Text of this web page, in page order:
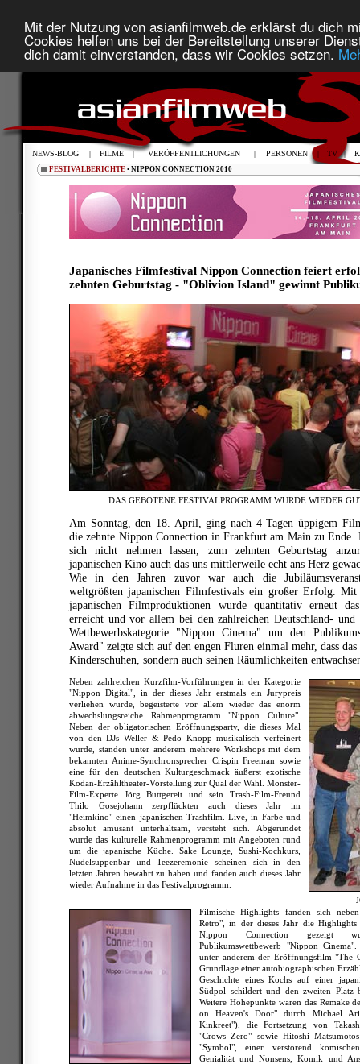
Mit der Nutzung von asianfilmweb.de erklärst du dich
Cookies helfen uns bei der Bereitstellung unserer
dich damit einverstanden, dass wir Cookies setzen.
NEWS-BLOG | FILME | VERÖFFENTLICHUNGEN | PERSONEN | TV |
FESTIVALBERICHTE • NIPPON CONNECTION 2010
Japanisches Filmfestival Nippon Connection feiert
zehnten Geburtstag - "Oblivion Island" gewinnt
DAS GEBOTENE FESTIVALPROGRAMM WURDE WIEDER
Am Sonntag, den 18. April, ging nach 4 Tagen üppigem
die zehnte Nippon Connection in Frankfurt am Main zu Ende.
sich nicht nehmen lassen, zum zehnten Geburtstag
japanischen Kino auch das uns mittlerweile echt ans Herz
Wie in den Jahren zuvor war auch die
weltgrößten japanischen Filmfestivals ein großer Erfolg.
japanischen Filmproduktionen wurde quantitativ erneut
erreicht und vor allem bei den zahlreichen Deutschland- und
Wettbewerbskategorie "Nippon Cinema" um den
Award" zeigte sich auf den engen Fluren einmal mehr, dass
Kinderschuhen, sondern auch seinen Räumlichkeiten
Neben zahlreichen Kurzfilm-Vorführungen in der Kategorie
"Nippon Digital", in der dieses Jahr erstmals ein Jurypreis
verliehen wurde, begeisterte vor allem wieder das enorm
abwechslungsreiche Rahmenprogramm "Nippon Culture".
Neben der obligatorischen Eröffnungsparty, die dieses Mal
von den DJs Weller & Pedo Knopp musikalisch verfeinert
wurde, standen unter anderem mehrere Workshops mit dem
bekannten Anime-Synchronsprecher Crispin Freeman sowie
eine für den deutschen Kulturgeschmack äußerst exotische
Kodan-Erzähltheater-Vorstellung zur Qual der Wahl. Monster-
Film-Experte Jörg Buttgereit und sein Trash-Film-Freund
Thilo Gosejohann zerpflückten auch dieses Jahr im
"Heimkino" einen japanischen Trashfilm. Live, in Farbe und
absolut amüsant unterhaltsam, versteht sich. Abgerundet
wurde das kulturelle Rahmenprogramm mit Angeboten rund
um die japanische Küche. Sake Lounge, Sushi-Kochkurs,
Nudelsuppenbar und Teezeremonie scheinen sich in den
letzten Jahren bewährt zu haben und fanden auch dieses Jahr
wieder Aufnahme in das Festivalprogramm.
Filmische Highlights fanden sich
Retro", in der dieses Jahr die Highlights
Nippon Connection gezeigt
Publikumswettbewerb "Nippon
unter anderem der Eröffnungsfilm "The
Grundlage einer autobiographischen
Geschichte eines Kochs auf einer
Südpol schildert und den zweiten Platz
Weitere Höhepunkte waren das Remake
on Heaven's Door" durch Michael
Kinkreet"), die Fortsetzung von
"Crows Zero" sowie Hitoshi
"Symbol", einer verstörend
Genialität und Nonsens, Komik und